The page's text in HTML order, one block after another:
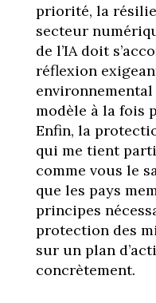
priorité, la
secteur
de l’IA doit
réflexion
modèle à la fois
Enfin, la
qui me tient
comme vous le
que les pays
principes
protection des
sur un plan
concrètement.